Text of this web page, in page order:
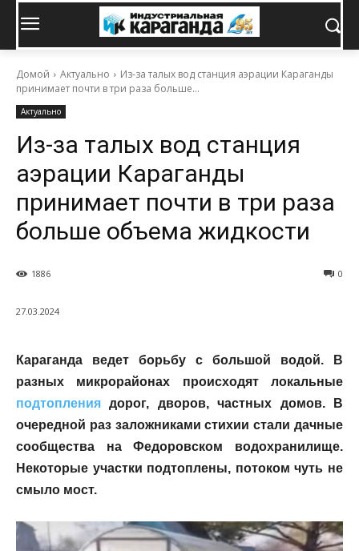
Домой Актуально
Из-за талых вод станция аэрации Караганды
принимает почти в три раза больше...
Актуально
Из-за талых вод станция
аэрации Караганды
принимает почти в три раза
больше объема жидкости
0
1886
27.03.2024
Караганда ведет борьбу с большой водой. В
разных микрорайонах происходят локальные
подтопления дорог, дворов, частных домов. В
очередной раз заложниками стихии стали дачные
сообщества на Федоровском водохранилище.
Некоторые участки подтоплены, потоком чуть не
смыло мост.